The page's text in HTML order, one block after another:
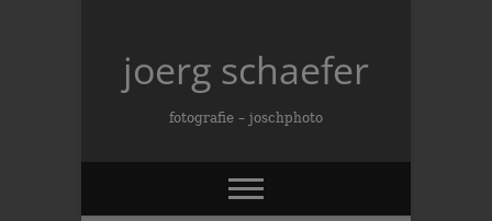
contentjoerg schaefer
fotografie – joschphoto